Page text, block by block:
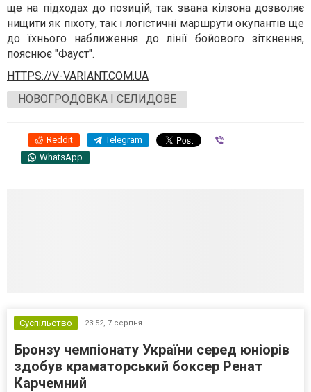
ще на підходах до позицій, так звана кілзона дозволяє
нищити як піхоту, так і логістичні маршрути окупантів ще
до їхнього наближення до лінії бойового зіткнення,
пояснює "Фауст".
HTTPS://V-VARIANT.COM.UA
НОВОГРОДОВКА І СЕЛИДОВЕ
Reddit Telegram
WhatsApp
Суспільство 23:52, 7 серпня
Бронзу чемпіонату України серед юніорів
здобув краматорський боксер Ренат
Карчемний